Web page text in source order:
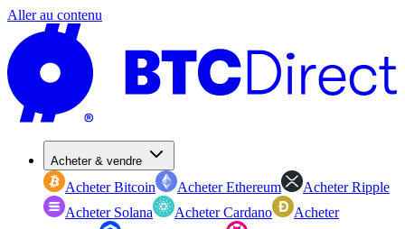
Aller au contenu
Acheter & vendre
Acheter Bitcoin Acheter Ethereum
Acheter Ripple
Acheter Solana
Acheter Cardano
Acheter